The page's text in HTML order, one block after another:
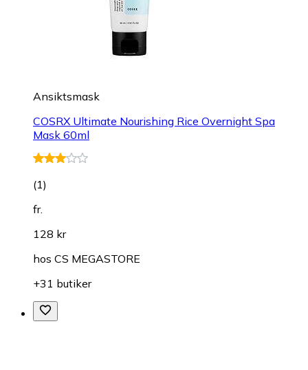
Ansiktsmask
COSRX Ultimate Nourishing Rice Overnight Spa
Mask 60ml
(1)
fr.
128 kr
hos CS MEGASTORE
+31 butiker